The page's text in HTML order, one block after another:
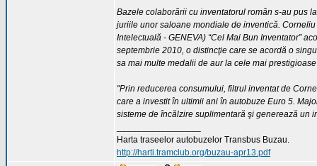
Bazele colaborării cu inventatorul român s-au pus
juriile unor saloane mondiale de inventică.
Intelectuală - GENEVA) “Cel Mai Bun Inventator”
septembrie 2010, o distincţie care se acordă o
sa mai multe medalii de aur la cele mai
"Prin reducerea consumului, filtrul inventat de
care a investit în ultimii ani în autobuze Euro 5.
sisteme de încălzire suplimentară şi generează un
Harta traseelor autobuzelor Transbus Buzau.
http://harti.tramclub.org/buzau-apr13.pdf